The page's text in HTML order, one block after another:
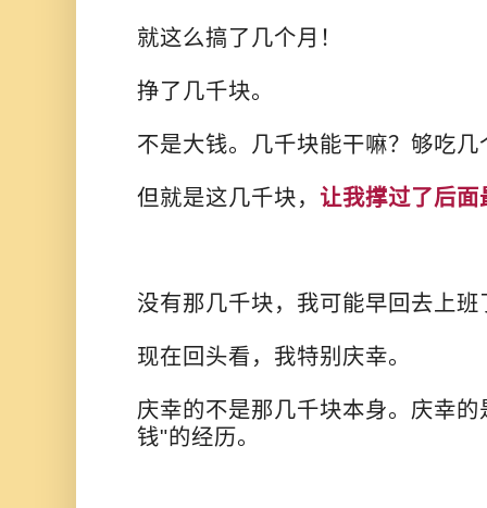
就这么搞了几个月！
挣了几千块。
不是大钱。几千块能干嘛？够吃几
但就是这几千块， 让我撑过了后
没有那几千块，我可能早回去上班
现在回头看，我特别庆幸。
庆幸的不是那几千块本身。庆幸
钱"的经历。